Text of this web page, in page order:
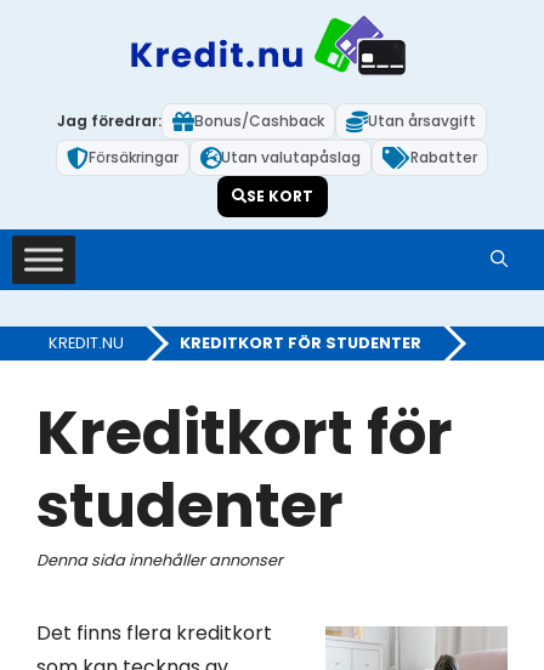
Jag föredrar: Bonus/Cashback
Utan årsavgift
Försäkringar
Utan valutapåslag
Rabatter
SE KORT
KREDIT.NU KREDITKORT FÖR STUDENTER
Kreditkort för
studenter
Denna sida innehåller annonser
Det finns flera kreditkort